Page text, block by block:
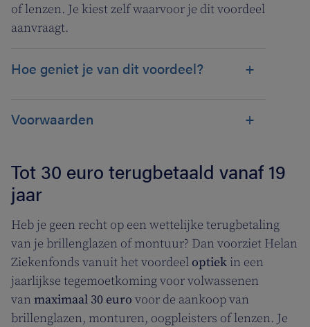
of lenzen. Je kiest zelf waarvoor je dit voordeel
aanvraagt.
Hoe geniet je van dit voordeel?
Voorwaarden
Tot 30 euro terugbetaald vanaf 19
jaar
Heb je geen recht op een wettelijke terugbetaling
van je brillenglazen of montuur? Dan voorziet Helan
Ziekenfonds vanuit het voordeel optiek in een
jaarlijkse tegemoetkoming voor volwassenen
van maximaal 30 euro voor de aankoop van
brillenglazen, monturen, oogpleisters of lenzen. Je